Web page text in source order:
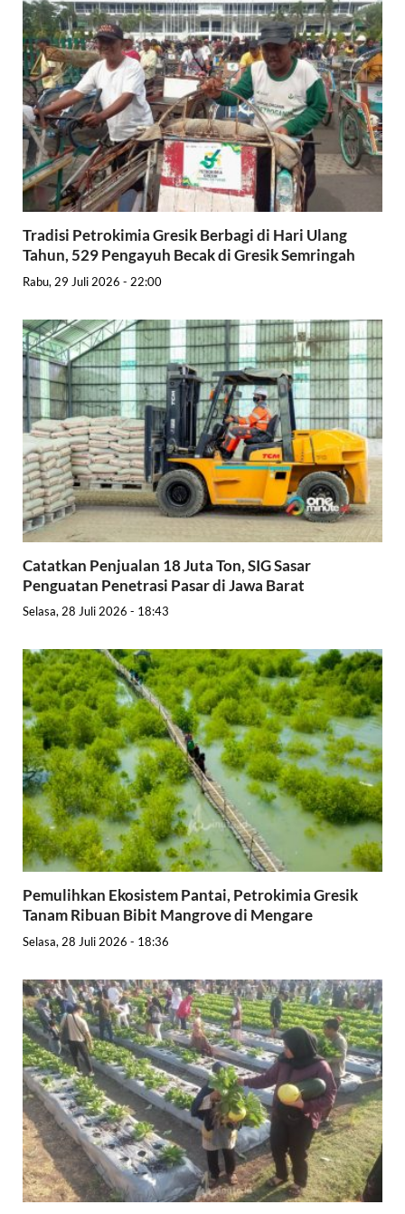
Tradisi Petrokimia Gresik Berbagi di Hari Ulang
Tahun, 529 Pengayuh Becak di Gresik Semringah
Rabu, 29 Juli 2026 - 22:00
Catatkan Penjualan 18 Juta Ton, SIG Sasar
Penguatan Penetrasi Pasar di Jawa Barat
Selasa, 28 Juli 2026 - 18:43
Pemulihkan Ekosistem Pantai, Petrokimia Gresik
Tanam Ribuan Bibit Mangrove di Mengare
Selasa, 28 Juli 2026 - 18:36